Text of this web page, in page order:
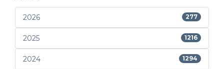
2026 277
2025 1216
2024 1294